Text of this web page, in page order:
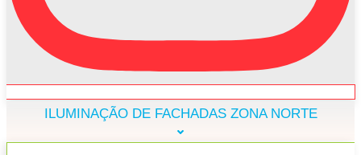
ILUMINAÇÃO DE FACHADAS ZONA NORTE